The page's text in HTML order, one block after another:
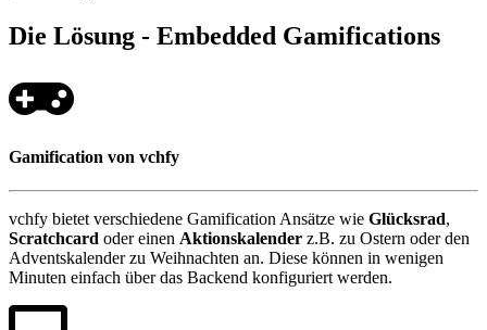
Die Lösung - Embedded Gamifications
Gamification von vchfy
vchfy bietet verschiedene Gamification Ansätze wie Glücksrad,
Scratchcard oder einen Aktionskalender z.B. zu Ostern oder den
Adventskalender zu Weihnachten an. Diese können in wenigen
Minuten einfach über das Backend konfiguriert werden.